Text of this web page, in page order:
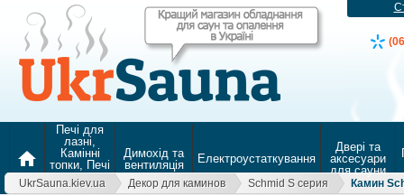
home
Печі для
лазні,
Камінні
топки, Печі
для
опалення
Димохід та
вентиляція
Електроустаткування
Двері та
аксесуари
для сауни
UkrSauna.kiev.ua Декор для каминов Schmid S серия Камин